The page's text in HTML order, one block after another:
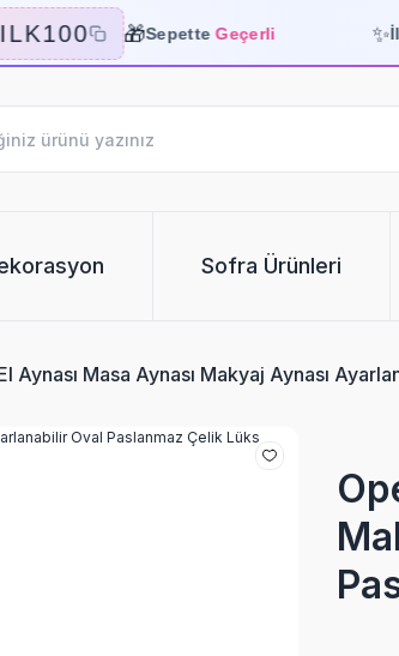
🎁SepetteGeçerli İlk
Sofra Ürünleri
Aynası Masa Aynası Makyaj Aynası